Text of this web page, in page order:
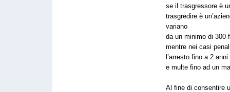
se il trasgressore è
trasgredire è
variano
da un minimo di 300
mentre nei casi
l’arresto fino a 2 anni
e multe fino ad un
Al fine di consentire